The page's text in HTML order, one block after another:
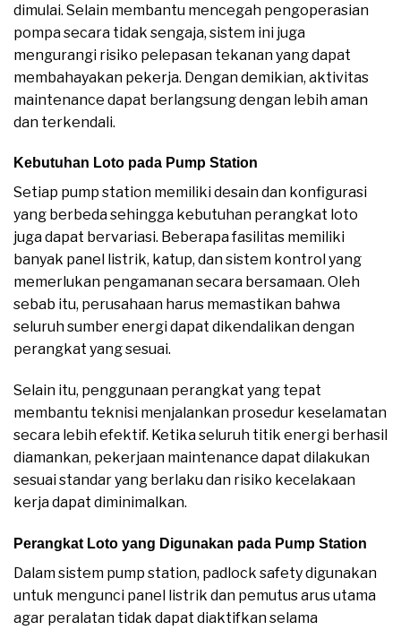
dimulai. Selain membantu mencegah pengoperasian
pompa secara tidak sengaja, sistem ini juga
mengurangi risiko pelepasan tekanan yang dapat
membahayakan pekerja. Dengan demikian, aktivitas
maintenance dapat berlangsung dengan lebih aman
dan terkendali.
Kebutuhan Loto pada Pump Station
Setiap pump station memiliki desain dan konfigurasi
yang berbeda sehingga kebutuhan perangkat loto
juga dapat bervariasi. Beberapa fasilitas memiliki
banyak panel listrik, katup, dan sistem kontrol yang
memerlukan pengamanan secara bersamaan. Oleh
sebab itu, perusahaan harus memastikan bahwa
seluruh sumber energi dapat dikendalikan dengan
perangkat yang sesuai.
Selain itu, penggunaan perangkat yang tepat
membantu teknisi menjalankan prosedur keselamatan
secara lebih efektif. Ketika seluruh titik energi berhasil
diamankan, pekerjaan maintenance dapat dilakukan
sesuai standar yang berlaku dan risiko kecelakaan
kerja dapat diminimalkan.
Perangkat Loto yang Digunakan pada Pump Station
Dalam sistem pump station, padlock safety digunakan
untuk mengunci panel listrik dan pemutus arus utama
agar peralatan tidak dapat diaktifkan selama